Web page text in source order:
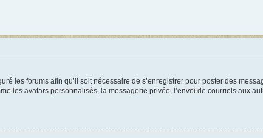
les forums afin qu’il soit nécessaire de s’enregistrer pour poster des
les avatars personnalisés, la messagerie privée, l’envoi de courriels aux